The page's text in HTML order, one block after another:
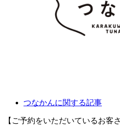
つなかんに関する記事
【ご予約をいただいているお客